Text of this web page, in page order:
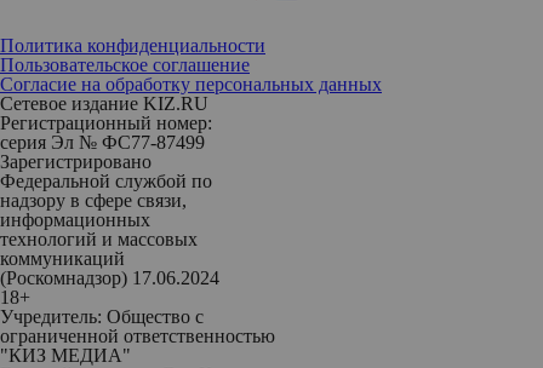
Политика конфиденциальности
Пользовательское соглашение
Согласие на обработку персональных данных
Сетевое издание KIZ.RU
Регистрационный номер:
серия Эл № ФС77-87499
Зарегистрировано
Федеральной службой по
надзору в сфере связи,
информационных
технологий и массовых
коммуникаций
(Роскомнадзор) 17.06.2024
18+
Учредитель: Общество с
ограниченной ответственностью
"КИЗ МЕДИА"